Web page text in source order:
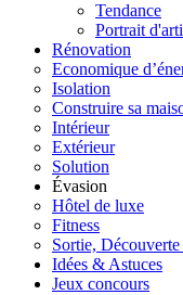
Tendance
Portrait
Rénovation
Economique
Isolation
Construire sa
Intérieur
Extérieur
Solution
Évasion
Hôtel de luxe
Fitness
Sortie, Découverte
Idées & Astuces
Jeux concours